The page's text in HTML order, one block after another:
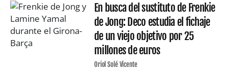
En busca del sustituto de Frenkie
de Jong: Deco estudia el fichaje
de un viejo objetivo por 25
millones de euros
Oriol Solé Vicente